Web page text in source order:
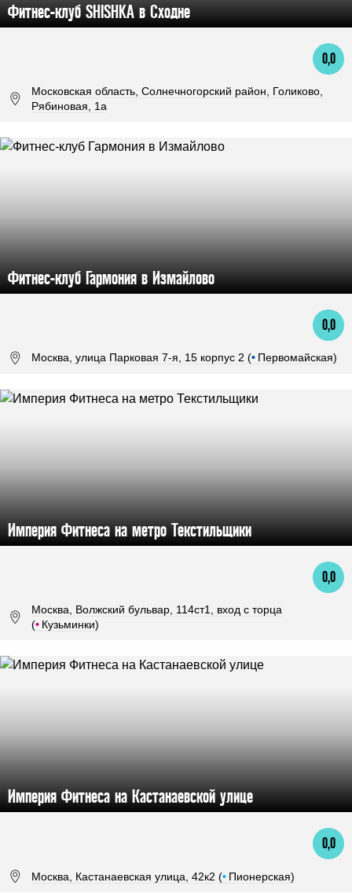
Фитнес-клуб SHISHKA в Сходне
0,0
Московская область, Солнечногорский район, Голиково,
Рябиновая, 1а
Фитнес-клуб Гармония в Измайлово
0,0
Москва, улица Парковая 7-я, 15 корпус 2 (• Первомайская)
Империя Фитнеса на метро Текстильщики
0,0
Москва, Волжский бульвар, 114ст1, вход с торца
(• Кузьминки)
Империя Фитнеса на Кастанаевской улице
0,0
Москва, Кастанаевская улица, 42к2 (• Пионерская)